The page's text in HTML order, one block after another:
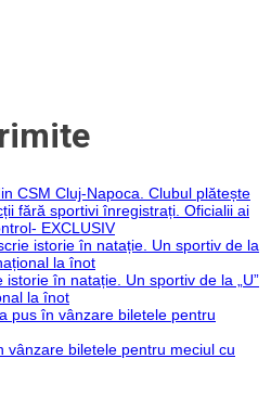
CSM Cluj-Napoca. Clubul plătește
fără sportivi înregistrați. Oficialii ai
EXCLUSIV
istorie în natație. Un sportiv de la
la înot
istorie în natație. Un sportiv de la „U”
la înot
a pus în vânzare biletele pentru
vânzare biletele pentru meciul cu